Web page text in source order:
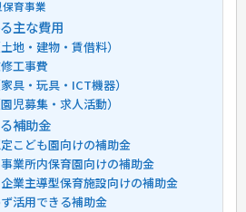
育事業
主な費用
地・建物・賃借料）
工事費
具・玩具・ICT機器）
児募集・求人活動）
補助金
こども園向けの補助金
業所内保育園向けの補助金
業主導型保育施設向けの補助金
活用できる補助金